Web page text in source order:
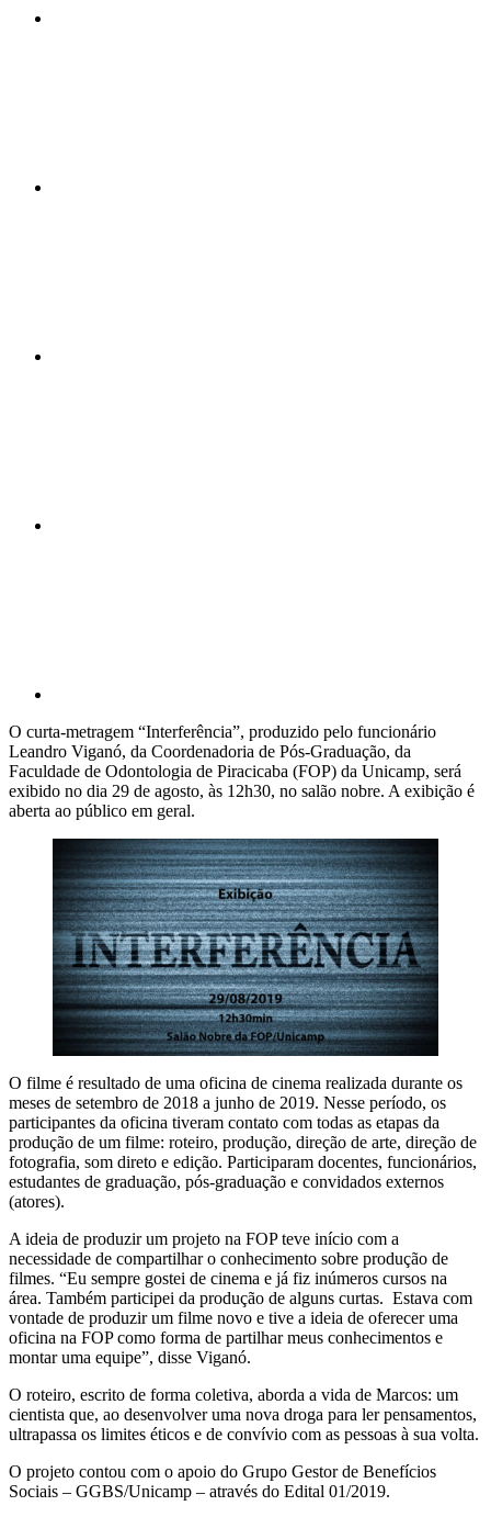
O curta-metragem “Interferência”, produzido pelo funcionário
Leandro Viganó, da Coordenadoria de Pós-Graduação, da
Faculdade de Odontologia de Piracicaba (FOP) da Unicamp, será
exibido no dia 29 de agosto, às 12h30, no salão nobre. A exibição é
aberta ao público em geral.
O filme é resultado de uma oficina de cinema realizada durante os
meses de setembro de 2018 a junho de 2019. Nesse período, os
participantes da oficina tiveram contato com todas as etapas da
produção de um filme: roteiro, produção, direção de arte, direção de
fotografia, som direto e edição. Participaram docentes, funcionários,
estudantes de graduação, pós-graduação e convidados externos
(atores).
A ideia de produzir um projeto na FOP teve início com a
necessidade de compartilhar o conhecimento sobre produção de
filmes. “Eu sempre gostei de cinema e já fiz inúmeros cursos na
área. Também participei da produção de alguns curtas. Estava com
vontade de produzir um filme novo e tive a ideia de oferecer uma
oficina na FOP como forma de partilhar meus conhecimentos e
montar uma equipe”, disse Viganó.
O roteiro, escrito de forma coletiva, aborda a vida de Marcos: um
cientista que, ao desenvolver uma nova droga para ler pensamentos,
ultrapassa os limites éticos e de convívio com as pessoas à sua volta.
O projeto contou com o apoio do Grupo Gestor de Benefícios
Sociais – GGBS/Unicamp – através do Edital 01/2019.